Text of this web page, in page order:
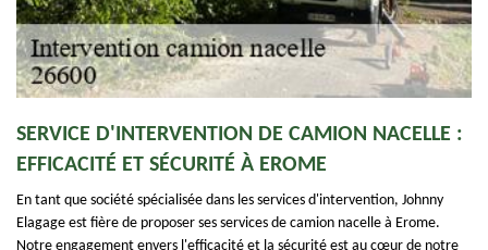
SERVICE D'INTERVENTION DE CAMION NACELLE :
EFFICACITÉ ET SÉCURITÉ À EROME
En tant que société spécialisée dans les services d'intervention, Johnny
Elagage est fière de proposer ses services de camion nacelle à Erome.
Notre engagement envers l'efficacité et la sécurité est au cœur de notre